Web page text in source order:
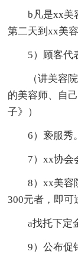
b凡是xx美
第二天到xx美
5）顾客代
（讲美容
的美容师、自
子》）
6）亵服秀。
7）xx协会
8）xx美容
300元者，即可
a找托下定
9）公布促